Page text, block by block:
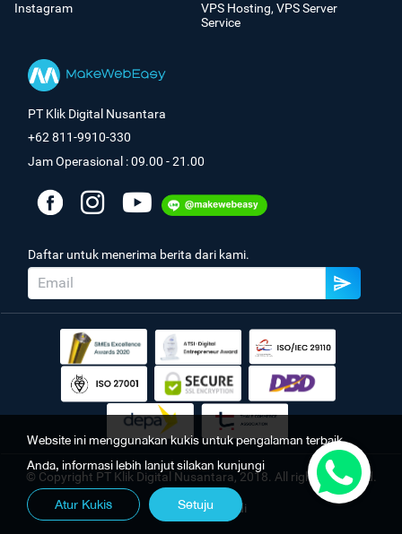
Instagram
VPS Hosting, VPS Server
Service
PT Klik Digital Nusantara
+62 811-9910-330
Jam Operasional : 09.00 - 21.00
Daftar untuk menerima berita dari kami.
© Copyright PT Klik Digital Nusantara, 2018. All rights reserved.
Kebijakan Pribadi
Website ini menggunakan kukis untuk pengalaman terbaik
Anda, informasi lebih lanjut silakan kunjungi
Atur Kukis Setuju